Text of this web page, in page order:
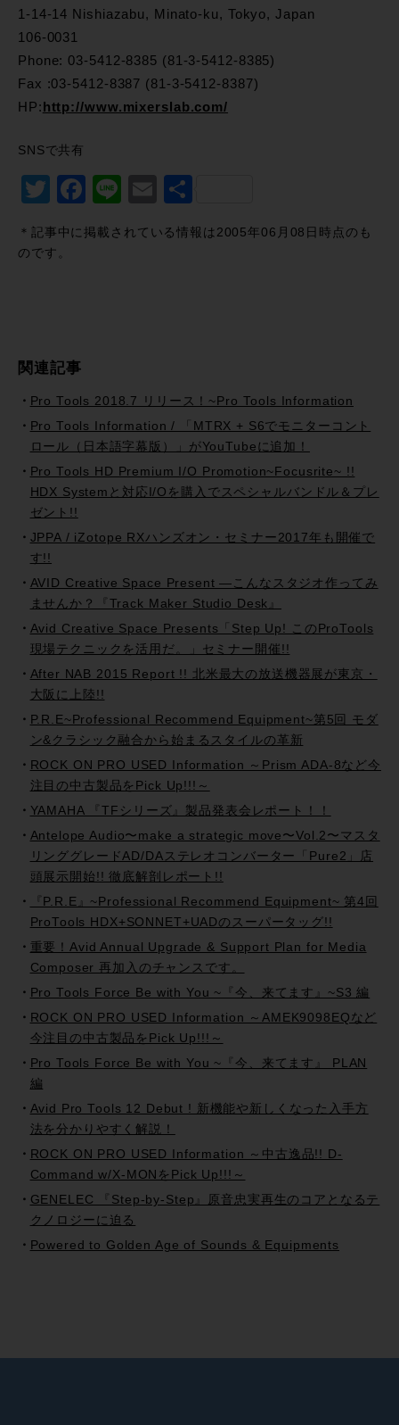
1-14-14 Nishiazabu, Minato-ku, Tokyo, Japan
106-0031
Phone: 03-5412-8385 (81-3-5412-8385)
Fax :03-5412-8387 (81-3-5412-8387)
HP: http://www.mixerslab.com/
SNSで共有
Twitter
Facebook
LineEmail
＊記事中に掲載されている情報は2005年06月08日時点のも
のです。
関連記事
Pro Tools 2018.7 リリース！~Pro Tools Information
Pro Tools Information / 「MTRX + S6でモニターコント
ロール（日本語字幕版）」がYouTubeに追加！
Pro Tools HD Premium I/O Promotion~Focusrite~ !!
HDX Systemと対応I/Oを購入でスペシャルバンドル＆プレ
ゼント!!
JPPA / iZotope RXハンズオン・セミナー2017年も開催で
す!!
AVID Creative Space Present —こんなスタジオ作ってみ
ませんか？『Track Maker Studio Desk』
Avid Creative Space Presents「Step Up! このProTools
現場テクニックを活用だ。」セミナー開催!!
After NAB 2015 Report !! 北米最大の放送機器展が東京・
大阪に上陸!!
P.R.E~Professional Recommend Equipment~第5回 モダ
ン&クラシック融合から始まるスタイルの革新
ROCK ON PRO USED Information ～Prism ADA-8など今
注目の中古製品をPick Up!!!～
YAMAHA 『TFシリーズ』製品発表会レポート！！
Antelope Audio〜make a strategic move〜Vol.2〜マスタ
リンググレードAD/DAステレオコンバーター「Pure2」店
頭展示開始!! 徹底解剖レポート!!
『P.R.E』~Professional Recommend Equipment~ 第4回
ProTools HDX+SONNET+UADのスーパータッグ!!
重要！Avid Annual Upgrade & Support Plan for Media
Composer 再加入のチャンスです。
Pro Tools Force Be with You ~『今、来てます』~S3 編
ROCK ON PRO USED Information ～AMEK9098EQなど
今注目の中古製品をPick Up!!!～
Pro Tools Force Be with You ~『今、来てます』 PLAN
編
Avid Pro Tools 12 Debut ! 新機能や新しくなった入手方
法を分かりやすく解説！
ROCK ON PRO USED Information ～中古逸品!! D-
Command w/X-MONをPick Up!!!～
GENELEC 『Step-by-Step』原音忠実再生のコアとなるテ
クノロジーに迫る
Powered to Golden Age of Sounds & Equipments